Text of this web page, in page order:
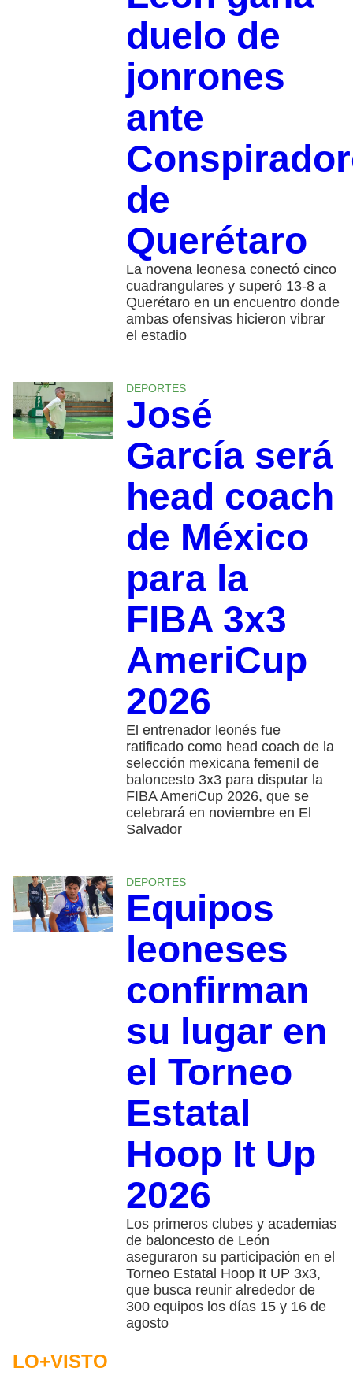
duelo de
jonrones
ante
de
Querétaro
La novena leonesa conectó cinco
cuadrangulares y superó 13-8 a
Querétaro en un encuentro donde
ambas ofensivas hicieron vibrar
el estadio
DEPORTES
José
García será
head coach
de México
para la
FIBA 3x3
AmeriCup
2026
El entrenador leonés fue
ratificado como head coach de la
selección mexicana femenil de
baloncesto 3x3 para disputar la
FIBA AmeriCup 2026, que se
celebrará en noviembre en El
Salvador
DEPORTES
Equipos
leoneses
confirman
su lugar en
el Torneo
Estatal
Hoop It Up
2026
Los primeros clubes y academias
de baloncesto de León
aseguraron su participación en el
Torneo Estatal Hoop It UP 3x3,
que busca reunir alrededor de
300 equipos los días 15 y 16 de
agosto
LO+VISTO